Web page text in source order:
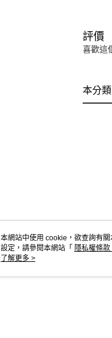
評價
喜歡這
本分
本網站中使用 cookie，欲查詢有
設定，請參閱本網站「 隱私權條款
使用 cookie。
了解更多 >